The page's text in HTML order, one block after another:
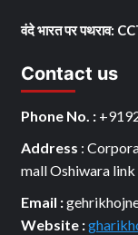
वंदे भारत पर पथराव:
Contact us
Phone No. :
Address :
mall Oshiwara
Email :
Website :